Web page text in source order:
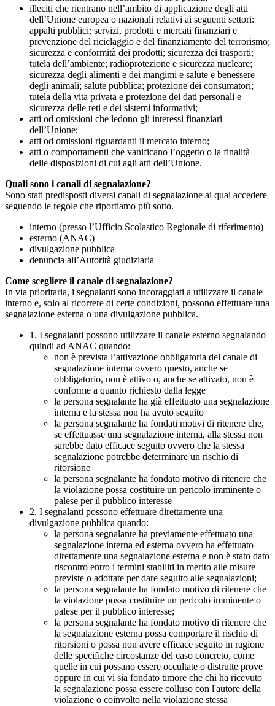
illeciti che rientrano nell’ambito di applicazione degli atti
dell’Unione europea o nazionali relativi ai seguenti settori:
appalti pubblici; servizi, prodotti e mercati finanziari e
prevenzione del riciclaggio e del finanziamento del terrorismo;
sicurezza e conformità dei prodotti; sicurezza dei trasporti;
tutela dell’ambiente; radioprotezione e sicurezza nucleare;
sicurezza degli alimenti e dei mangimi e salute e benessere
degli animali; salute pubblica; protezione dei consumatori;
tutela della vita privata e protezione dei dati personali e
sicurezza delle reti e dei sistemi informativi;
atti od omissioni che ledono gli interessi finanziari
dell’Unione;
atti od omissioni riguardanti il mercato interno;
atti o comportamenti che vanificano l’oggetto o la finalità
delle disposizioni di cui agli atti dell’Unione.
Quali sono i canali di segnalazione?
Sono stati predisposti diversi canali di segnalazione ai quai accedere
seguendo le regole che riportiamo più sotto.
interno (presso l’Ufficio Scolastico Regionale di riferimento)
esterno (ANAC)
divulgazione pubblica
denuncia all’Autorità giudiziaria
Come scegliere il canale di segnalazione?
In via prioritaria, i segnalanti sono incoraggiati a utilizzare il canale
interno e, solo al ricorrere di certe condizioni, possono effettuare una
segnalazione esterna o una divulgazione pubblica.
1. I segnalanti possono utilizzare il canale esterno segnalando
quindi ad ANAC quando:
non è prevista l’attivazione obbligatoria del canale di
segnalazione interna ovvero questo, anche se
obbligatorio, non è attivo o, anche se attivato, non è
conforme a quanto richiesto dalla legge
la persona segnalante ha già effettuato una segnalazione
interna e la stessa non ha avuto seguito
la persona segnalante ha fondati motivi di ritenere che,
se effettuasse una segnalazione interna, alla stessa non
sarebbe dato efficace seguito ovvero che la stessa
segnalazione potrebbe determinare un rischio di
ritorsione
la persona segnalante ha fondato motivo di ritenere che
la violazione possa costituire un pericolo imminente o
palese per il pubblico interesse
2. I segnalanti possono effettuare direttamente una
divulgazione pubblica quando:
la persona segnalante ha previamente effettuato una
segnalazione interna ed esterna ovvero ha effettuato
direttamente una segnalazione esterna e non è stato dato
riscontro entro i termini stabiliti in merito alle misure
previste o adottate per dare seguito alle segnalazioni;
la persona segnalante ha fondato motivo di ritenere che
la violazione possa costituire un pericolo imminente o
palese per il pubblico interesse;
la persona segnalante ha fondato motivo di ritenere che
la segnalazione esterna possa comportare il rischio di
ritorsioni o possa non avere efficace seguito in ragione
delle specifiche circostanze del caso concreto, come
quelle in cui possano essere occultate o distrutte prove
oppure in cui vi sia fondato timore che chi ha ricevuto
la segnalazione possa essere colluso con l'autore della
violazione o coinvolto nella violazione stessa